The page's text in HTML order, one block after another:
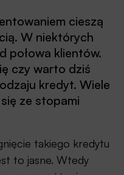
cieszą
W niektórych
połowa klientów.
czy warto dziś
kredyt. Wiele
ze stopami
takiego kredytu
to jasne. Wtedy